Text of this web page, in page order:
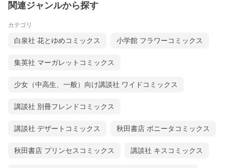
関連ジャンルから探す
カテゴリ
白泉社 花とゆめコミックス 小学館 フラワーコミックス
集英社 マーガレットコミックス
少女（中高生、一般）向け講談社 ワイドコミックス
講談社 別冊フレンドコミックス
講談社 デザートコミックス 秋田書店 ボニータコミックス
秋田書店 プリンセスコミックス 講談社 キスコミックス